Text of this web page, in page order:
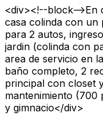
<div><!--block-->En
casa colinda con un
para 2 autos,
jardin (colinda con
area de servicio en
baño completo, 2
principal con closet
mantenimiento (700
y gimnacio</div>